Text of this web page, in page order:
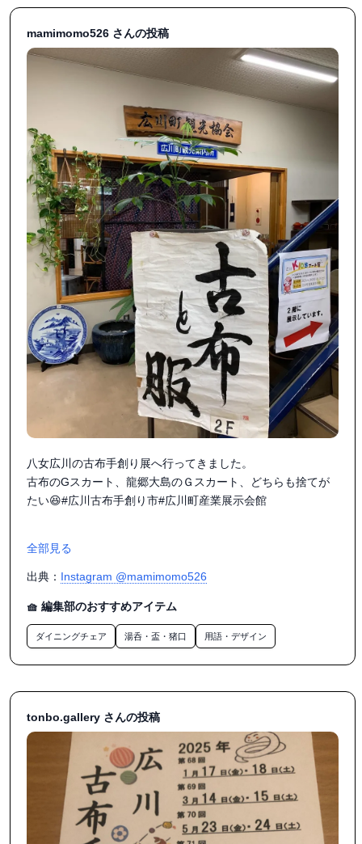
mamimomo526 さんの投稿
八女広川の古布手創り展へ行ってきました。
古布のGスカート、龍郷大島のＧスカート、どちらも捨てが
たい😆#広川古布手創り市#広川町産業展示会館
全部見る
出典： Instagram @mamimomo526
🧺 編集部のおすすめアイテム
ダイニングチェア 湯呑・盃・猪口 用語・デザイン
tonbo.gallery さんの投稿